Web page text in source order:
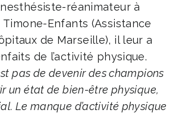
réanimateur à
Timone-Enfants (Assistance
de Marseille), il leur a
de l’activité physique.
pas de devenir des champions
un état de bien-être physique,
Le manque d’activité physique